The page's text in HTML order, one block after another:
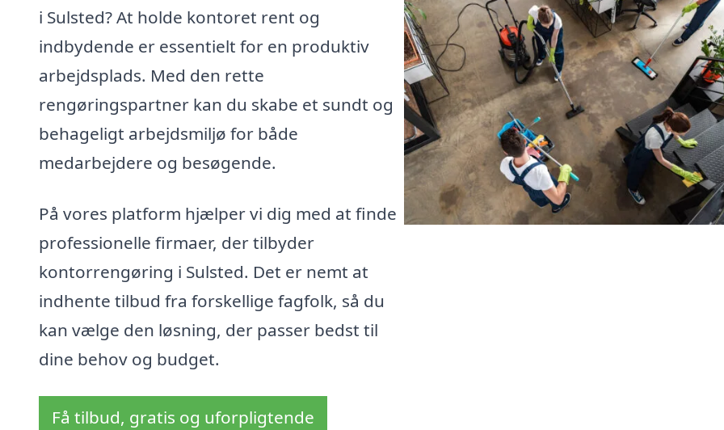
i Sulsted? At holde kontoret rent og
indbydende er essentielt for en produktiv
arbejdsplads. Med den rette
rengøringspartner kan du skabe et sundt og
behageligt arbejdsmiljø for både
medarbejdere og besøgende.
På vores platform hjælper vi dig med at finde
professionelle firmaer, der tilbyder
kontorrengøring i Sulsted. Det er nemt at
indhente tilbud fra forskellige fagfolk, så du
kan vælge den løsning, der passer bedst til
dine behov og budget.
Få tilbud, gratis og uforpligtende